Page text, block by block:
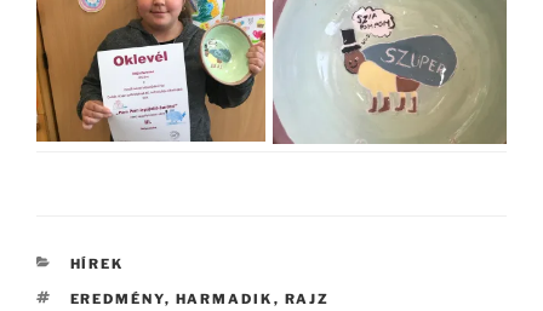
KATEGÓRIÁK
HÍREK
CÍMKÉK
EREDMÉNY, HARMADIK , RAJZ